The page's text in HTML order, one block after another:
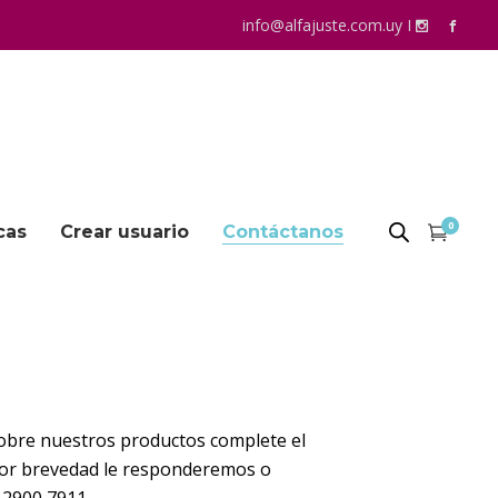
info@alfajuste.com.uy I
Crear usuario Contáctanos 0
nuestros productos complete el
brevedad le responderemos o